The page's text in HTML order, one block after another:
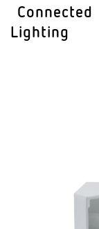
Connected
Lighting